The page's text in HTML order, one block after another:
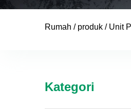
Rumah / produk / Unit
Kategori